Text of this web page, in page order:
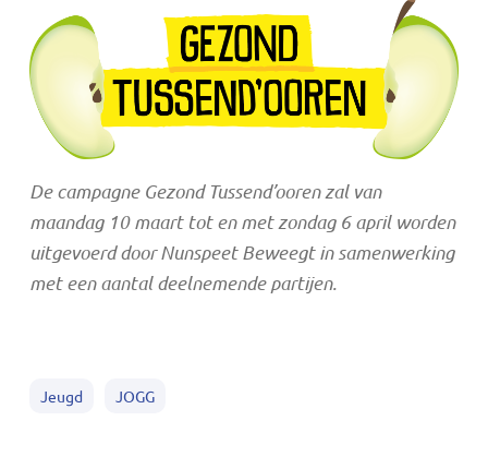
De campagne Gezond Tussend’ooren zal van
maandag 10 maart tot en met zondag 6 april worden
uitgevoerd door Nunspeet Beweegt in samenwerking
met een aantal deelnemende partijen.
Jeugd JOGG